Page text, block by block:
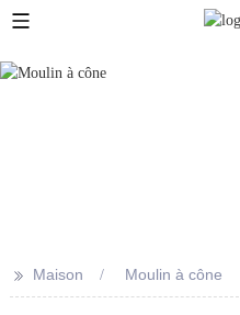
>> Maison Moulin à cône